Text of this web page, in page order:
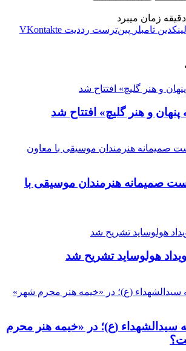
لینکدین ‫تامبلر ‫پین‌ترست ‫رددیت ‫VKontakte
و هنر گلیچ» افتتاح شد
صمیمانه هنرمندان موسیقی با
هولوساید تشریح شد
سیدالشهداء (ع)؛ در «خیمه هنر محرم